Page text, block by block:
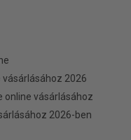
2026
online vásárlásához
2026-ben